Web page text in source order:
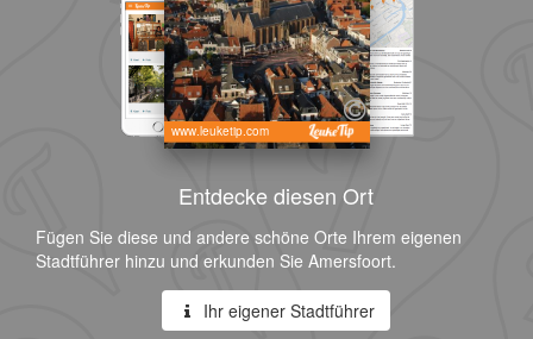
www.leuketip.com
Entdecke diesen Ort
Fügen Sie diese und andere schöne Orte Ihrem eigenen
Stadtführer hinzu und erkunden Sie Amersfoort.
Ihr eigener Stadtführer